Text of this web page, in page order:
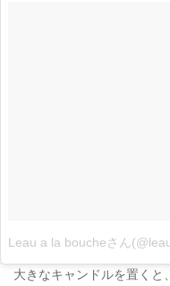
大きなキャンドルを置くと、